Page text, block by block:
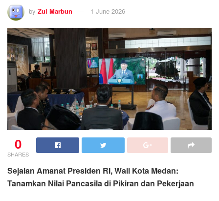
by Zul Marbun 1 June 2026
0
SHARES
Sejalan Amanat Presiden RI, Wali Kota Medan:
Tanamkan Nilai Pancasila di Pikiran dan Pekerjaan